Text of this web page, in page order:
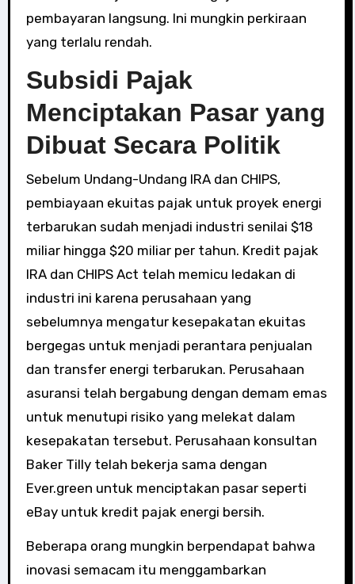
pembayaran langsung. Ini mungkin perkiraan
yang terlalu rendah.
Subsidi Pajak
Menciptakan Pasar yang
Dibuat Secara Politik
Sebelum Undang-Undang IRA dan CHIPS,
pembiayaan ekuitas pajak untuk proyek energi
terbarukan sudah menjadi industri senilai $18
miliar hingga $20 miliar per tahun. Kredit pajak
IRA dan CHIPS Act telah memicu ledakan di
industri ini karena perusahaan yang
sebelumnya mengatur kesepakatan ekuitas
bergegas untuk menjadi perantara penjualan
dan transfer energi terbarukan. Perusahaan
asuransi telah bergabung dengan demam emas
untuk menutupi risiko yang melekat dalam
kesepakatan tersebut. Perusahaan konsultan
Baker Tilly telah bekerja sama dengan
Ever.green untuk menciptakan pasar seperti
eBay untuk kredit pajak energi bersih.
Beberapa orang mungkin berpendapat bahwa
inovasi semacam itu menggambarkan